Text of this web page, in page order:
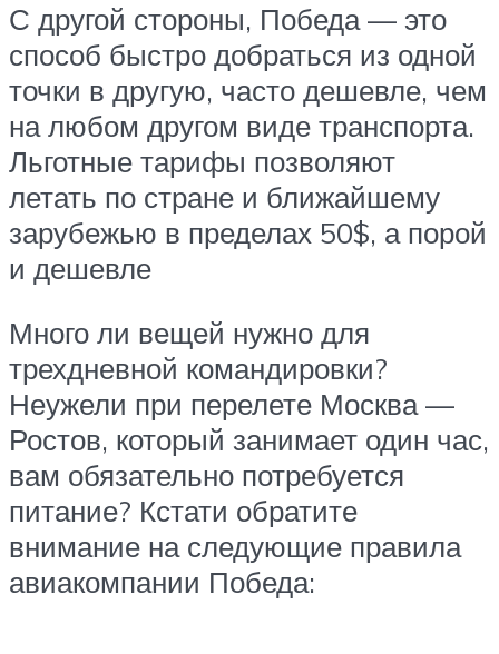
С другой стороны, Победа — это
способ быстро добраться из одной
точки в другую, часто дешевле, чем
на любом другом виде транспорта.
Льготные тарифы позволяют
летать по стране и ближайшему
зарубежью в пределах 50$, а порой
и дешевле
Много ли вещей нужно для
трехдневной командировки?
Неужели при перелете Москва —
Ростов, который занимает один час,
вам обязательно потребуется
питание? Кстати обратите
внимание на следующие правила
авиакомпании Победа: